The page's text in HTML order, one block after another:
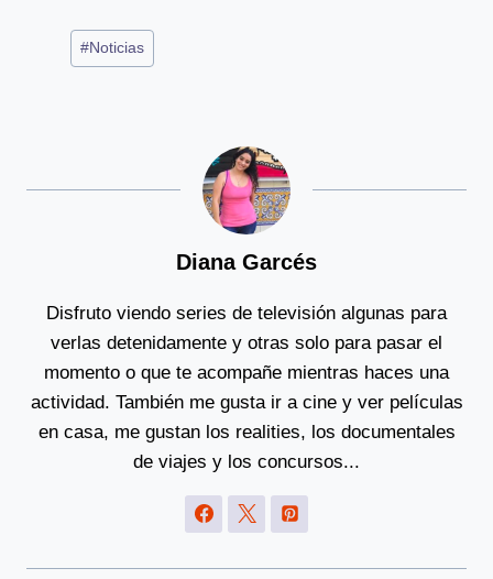
Post
Tags:
#Noticias
Diana Garcés
Disfruto viendo series de televisión algunas para
verlas detenidamente y otras solo para pasar el
momento o que te acompañe mientras haces una
actividad. También me gusta ir a cine y ver películas
en casa, me gustan los realities, los documentales
de viajes y los concursos...